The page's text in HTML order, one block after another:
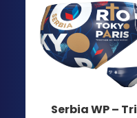
Serbia WP – Tri